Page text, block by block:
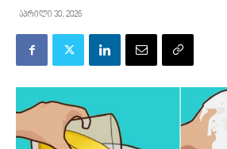
აპრილი 30, 2026